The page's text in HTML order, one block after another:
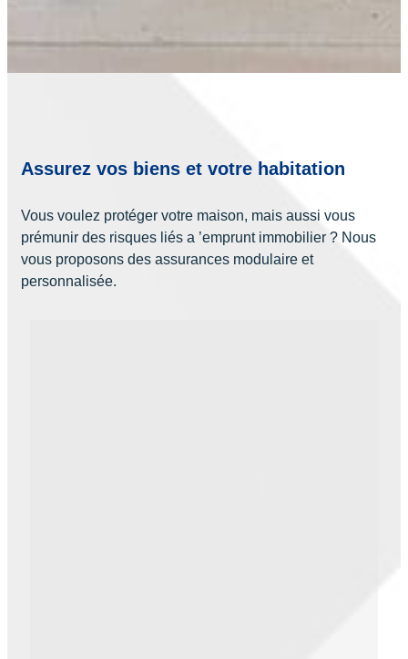
Assurez vos biens et votre habitation
Vous voulez protéger votre maison, mais aussi vous
prémunir des risques liés a ’emprunt immobilier ? Nous
vous proposons des assurances modulaire et
personnalisée.